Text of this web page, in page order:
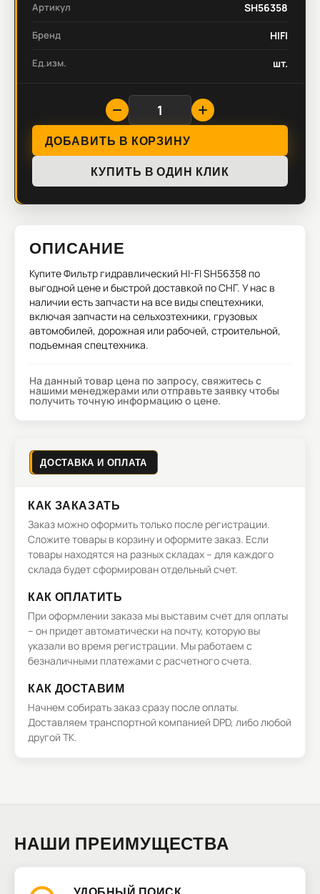
Артикул SH56358
Бренд HIFI
Ед.изм. шт.
ДОБАВИТЬ В КОРЗИНУ
КУПИТЬ В ОДИН КЛИК
ОПИСАНИЕ
КупитеФильтр гидравлический HI-FI SH56358 по
выгодной цене и быстрой доставкой по СНГ. У нас в
наличии есть запчасти на все виды спецтехники,
включая запчасти на сельхозтехники, грузовых
автомобилей, дорожная или рабочей, строительной,
подъемная спецтехника.
На данный товар цена по запросу, свяжитесь с
нашими менеджерами или отправьте заявку чтобы
получить точную информацию о цене.
ДОСТАВКА И ОПЛАТА
КАК ЗАКАЗАТЬ
Заказ можно оформить только после регистрации.
Сложите товары в корзину и оформите заказ. Если
товары находятся на разных складах – для каждого
склада будет сформирован отдельный счет.
КАК ОПЛАТИТЬ
При оформлении заказа мы выставим счет для оплаты
– он придет автоматически на почту, которую вы
указали во время регистрации. Мы работаем с
безналичными платежами с расчетного счета.
КАК ДОСТАВИМ
Начнем собирать заказ сразу после оплаты.
Доставляем транспортной компанией DPD, либо любой
другой ТК.
НАШИ ПРЕИМУЩЕСТВА